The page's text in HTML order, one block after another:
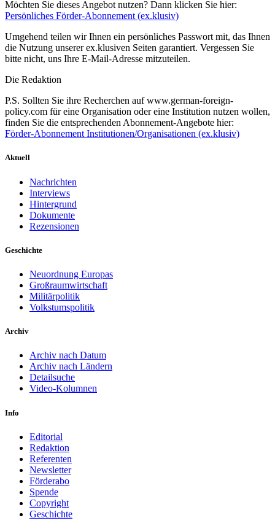
Möchten Sie dieses Angebot nutzen? Dann klicken Sie hier:
Persönliches Förder-Abonnement (ex.klusiv)
Umgehend teilen wir Ihnen ein persönliches Passwort mit, das Ihnen
die Nutzung unserer ex.klusiven Seiten garantiert. Vergessen Sie
bitte nicht, uns Ihre E-Mail-Adresse mitzuteilen.
Die Redaktion
P.S. Sollten Sie ihre Recherchen auf www.german-foreign-
policy.com für eine Organisation oder eine Institution nutzen wollen,
finden Sie die entsprechenden Abonnement-Angebote hier:
Förder-Abonnement Institutionen/Organisationen (ex.klusiv)
Aktuell
Nachrichten
Interviews
Hintergrund
Dokumente
Rezensionen
Geschichte
Neuordnung Europas
Großraumwirtschaft
Militärpolitik
Volkstumspolitik
Archiv
Archiv nach Datum
Archiv nach Ländern
Detailsuche
Video-Kolumnen
Info
Editorial
Redaktion
Referenten
Newsletter
Förderabo
Spende
Copyright
Geschichte